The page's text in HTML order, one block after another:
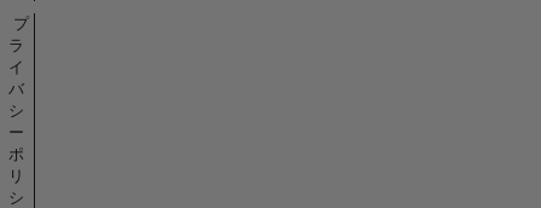
プ
ラ
イ
バ
シ
ー
ポ
リ
シ